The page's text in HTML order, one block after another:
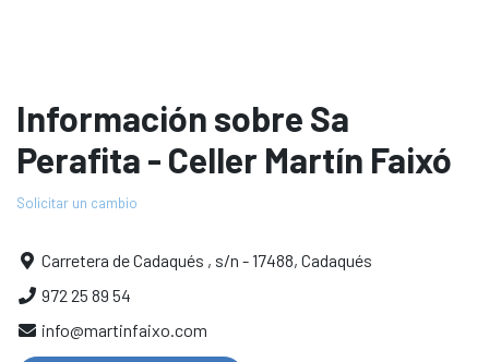
Información sobre Sa
Perafita - Celler Martín Faixó
Solicitar un cambio
Carretera de Cadaqués , s/n - 17488, Cadaqués
972 25 89 54
info@martinfaixo.com